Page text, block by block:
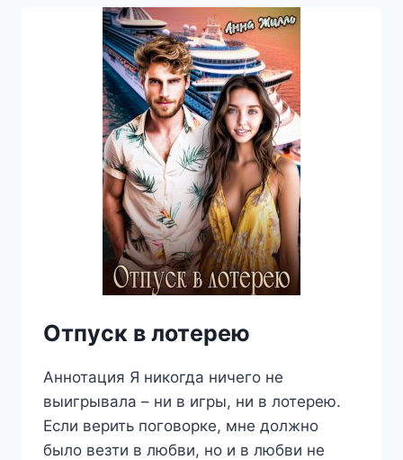
«РАЙ»
Отпуск в лотерею
Аннотация Я никогда ничего не
выигрывала – ни в игры, ни в лотерею.
Если верить поговорке, мне должно
было везти в любви, но и в любви не